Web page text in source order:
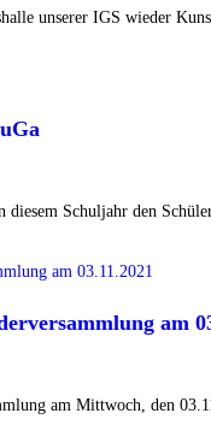
unserer IGS wieder
diesem Schuljahr den
am
am Mittwoch, den